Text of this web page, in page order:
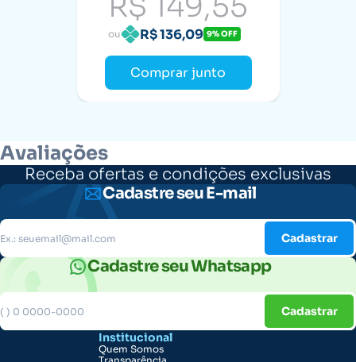
ou R$ 136,09 9% OFF
Comprar junto
Avaliações
Receba ofertas e condições exclusivas
Cadastre seu E-mail
Cadastrar
Cadastre seu Whatsapp
Cadastrar
Institucional
Quem Somos